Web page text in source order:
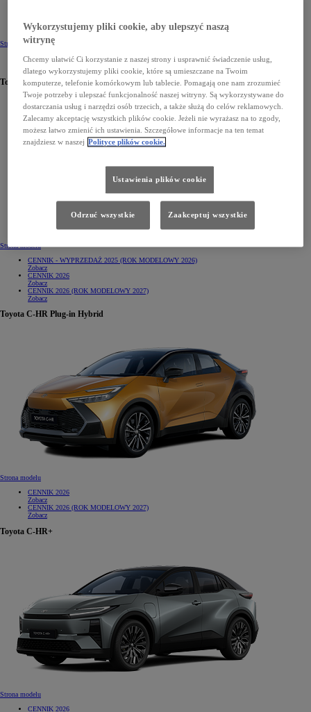
Strona modelu
CENNIK 2026
Zobacz
Toyota C-HR
Strona modelu
CENNIK - WYPRZEDAŻ 2025 (ROK MODELOWY 2026)
Zobacz
CENNIK 2026
Zobacz
CENNIK 2026 (ROK MODELOWY 2027)
Zobacz
Toyota C-HR Plug-in Hybrid
Strona modelu
CENNIK 2026
Zobacz
CENNIK 2026 (ROK MODELOWY 2027)
Zobacz
Toyota C-HR+
Strona modelu
CENNIK 2026
Wykorzystujemy pliki cookie, aby ulepszyć naszą
witrynę
Chcemy ułatwić Ci korzystanie z naszej strony i usprawnić świadczenie usług,
dlatego wykorzystujemy pliki cookie, które są umieszczane na Twoim
komputerze, telefonie komórkowym lub tablecie. Pomagają one nam zrozumieć
Twoje potrzeby i ulepszać funkcjonalność naszej witryny. Są wykorzystywane do
dostarczania usług i narzędzi osób trzecich, a także służą do celów reklamowych.
Zalecamy akceptację wszystkich plików cookie. Jeżeli nie wyrażasz na to zgody,
możesz łatwo zmienić ich ustawienia. Szczegółowe informacje na ten temat
znajdziesz w naszej Polityce plików cookie.
Ustawienia plików cookie
Odrzuć wszystkie Zaakceptuj wszystkie